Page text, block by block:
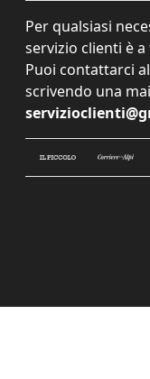
Per qualsiasi
servizio clienti è
Puoi contattarci
scrivendo una